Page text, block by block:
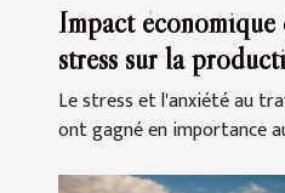
Impact
stress sur la
Le stress et l'anxiété au
ont gagné en importance